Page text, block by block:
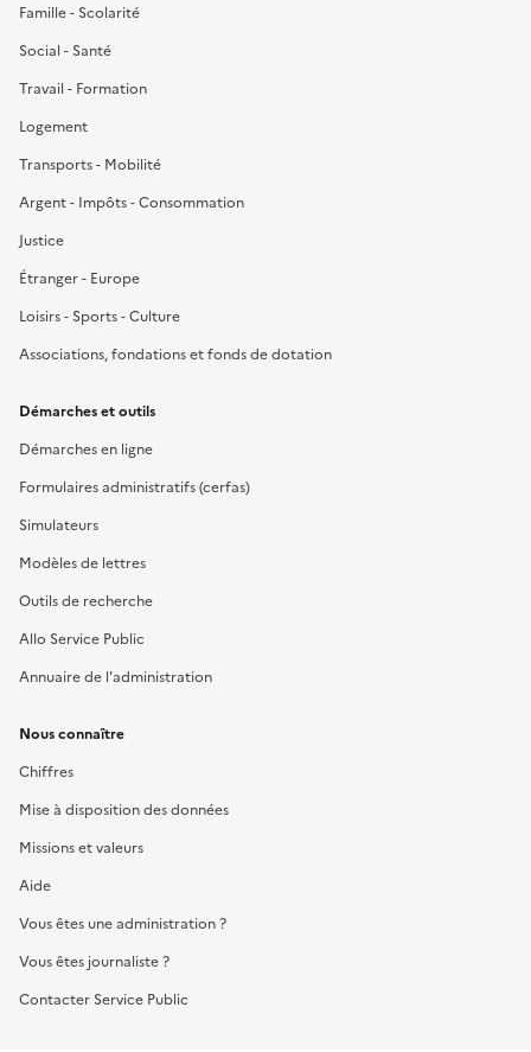
Famille - Scolarité
Social - Santé
Travail - Formation
Logement
Transports - Mobilité
Argent - Impôts - Consommation
Justice
Étranger - Europe
Loisirs - Sports - Culture
Associations, fondations et fonds de dotation
Démarches et outils
Démarches en ligne
Formulaires administratifs (cerfas)
Simulateurs
Modèles de lettres
Outils de recherche
Allo Service Public
Annuaire de l'administration
Nous connaître
Chiffres
Mise à disposition des données
Missions et valeurs
Aide
Vous êtes une administration ?
Vous êtes journaliste ?
Contacter Service Public